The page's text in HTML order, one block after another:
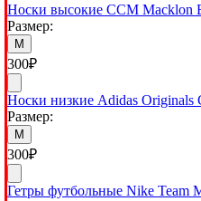
Носки высокие CCM Macklon
Размер:
M
300₽
Носки низкие Adidas Originals
Размер:
M
300₽
Гетры футбольные Nike Team